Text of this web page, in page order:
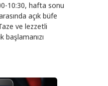
10:30, hafta sonu
açık büfe
ve lezzetli
başlamanızı